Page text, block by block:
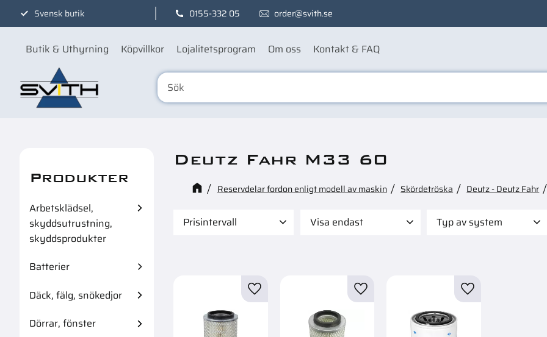
Svensk butik 0155-332 05 order@svith.se
Butik & Uthyrning Köpvillkor Lojalitetsprogram Om oss Kontakt & FAQ
Deutz Fahr M33 60
Reservdelar fordon enligt modell av maskin Skördetröska Deutz - Deutz Fahr
Prisintervall Visa endast Typ av system
Lägg till i favoriter Lägg till i favoriter Lägg till i
Produkter
Arbetsklädsel,
skyddsutrustning,
skyddsprodukter
Batterier
Däck, fälg, snökedjor
Dörrar, fönster